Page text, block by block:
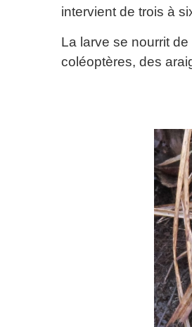
intervient de trois à
La larve se nourrit
coléoptères, des